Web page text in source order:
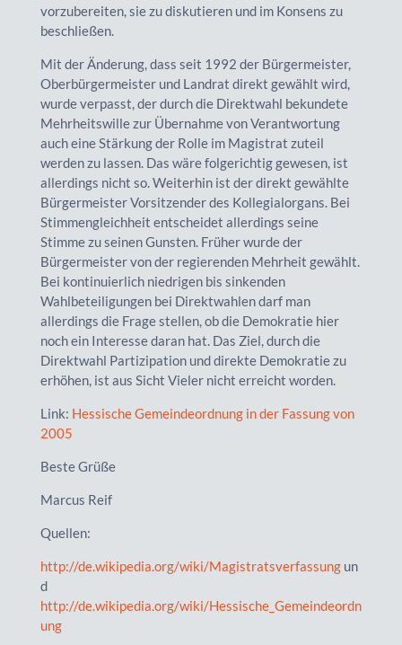
vorzubereiten, sie zu diskutieren und im Konsens zu
beschließen.
Mit der Änderung, dass seit 1992 der Bürgermeister,
Oberbürgermeister und Landrat direkt gewählt wird,
wurde verpasst, der durch die Direktwahl bekundete
Mehrheitswille zur Übernahme von Verantwortung
auch eine Stärkung der Rolle im Magistrat zuteil
werden zu lassen. Das wäre folgerichtig gewesen, ist
allerdings nicht so. Weiterhin ist der direkt gewählte
Bürgermeister Vorsitzender des Kollegialorgans. Bei
Stimmengleichheit entscheidet allerdings seine
Stimme zu seinen Gunsten. Früher wurde der
Bürgermeister von der regierenden Mehrheit gewählt.
Bei kontinuierlich niedrigen bis sinkenden
Wahlbeteiligungen bei Direktwahlen darf man
allerdings die Frage stellen, ob die Demokratie hier
noch ein Interesse daran hat. Das Ziel, durch die
Direktwahl Partizipation und direkte Demokratie zu
erhöhen, ist aus Sicht Vieler nicht erreicht worden.
Link: Hessische Gemeindeordnung in der Fassung von
2005
Beste Grüße
Marcus Reif
Quellen:
http://de.wikipedia.org/wiki/Magistratsverfassungun
d
http://de.wikipedia.org/wiki/Hessische_Gemeindeordn
ung